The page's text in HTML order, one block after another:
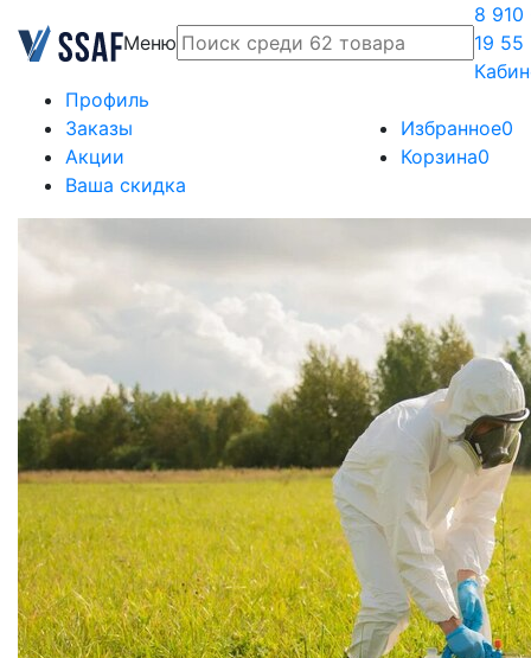
Меню
8 910
19 55
Профиль
Заказы
Акции
Ваша скидка
Избранное0
Корзина0